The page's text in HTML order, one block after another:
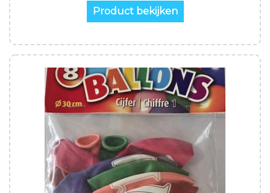
Product bekijken